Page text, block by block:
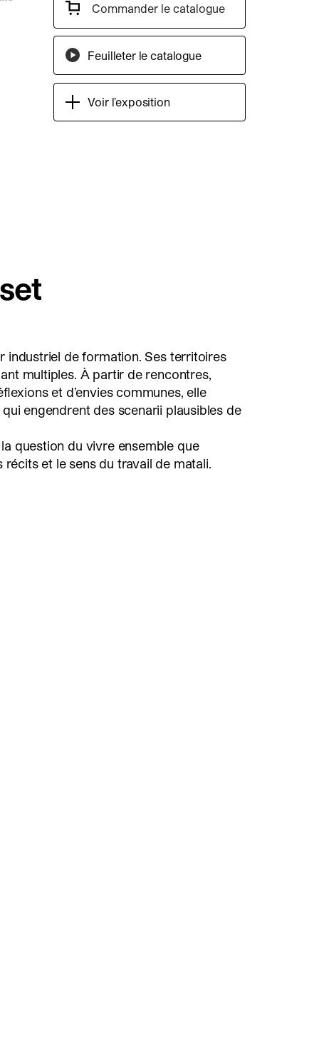
Commander le catalogue
Feuilleter le catalogue
Voir l’exposition
industriel de formation. Ses territoires
multiples. À partir de rencontres,
et d’envies communes, elle
engendrent des scenarii plausibles de
question du vivre ensemble que
récits et le sens du travail de matali.